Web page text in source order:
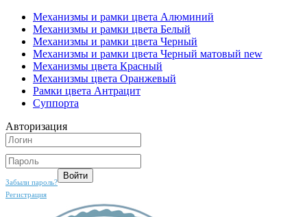
Механизмы и рамки цвета Алюминий
Механизмы и рамки цвета Белый
Механизмы и рамки цвета Черный
Механизмы и рамки цвета Черный матовый new
Механизмы цвета Красный
Механизмы цвета Оранжевый
Рамки цвета Антрацит
Суппорта
Авторизация
Забыли пароль?
Регистрация